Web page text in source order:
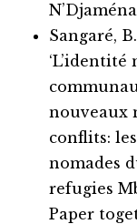
Sangaré,
nouveaux
conflits:
nomades
refugies
Paper